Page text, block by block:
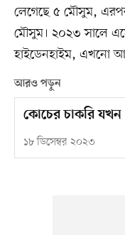
লেগেছে ৫ মৌসুম,
মৌসুম। ২০২৩ সালে
হাইডেনহাইম, এখনো
আরও পড়ুন
কোচের চাকরি যখন
১৮ ডিসেম্বর ২০২৩